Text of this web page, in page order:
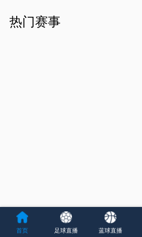
热门赛事
首页 足球直播 蓝球直播